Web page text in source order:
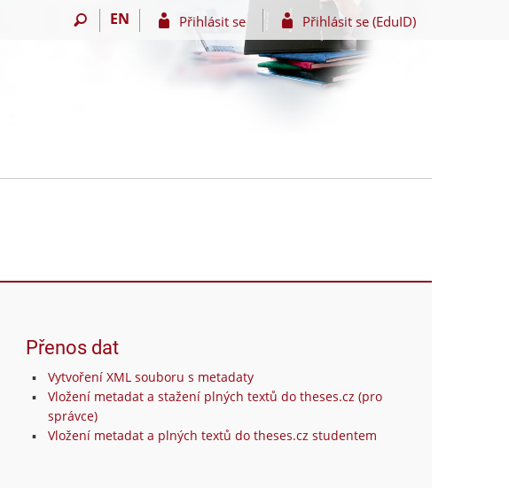
EN Přihlásit se Přihlásit se (EduID)
Přenos dat
Vytvoření XML souboru s metadaty
Vložení metadat a stažení plných textů do theses.cz (pro
správce)
Vložení metadat a plných textů do theses.cz studentem